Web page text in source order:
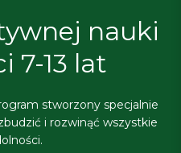
nauki
7-13 lat
stworzony specjalnie
i rozwinąć wszystkie